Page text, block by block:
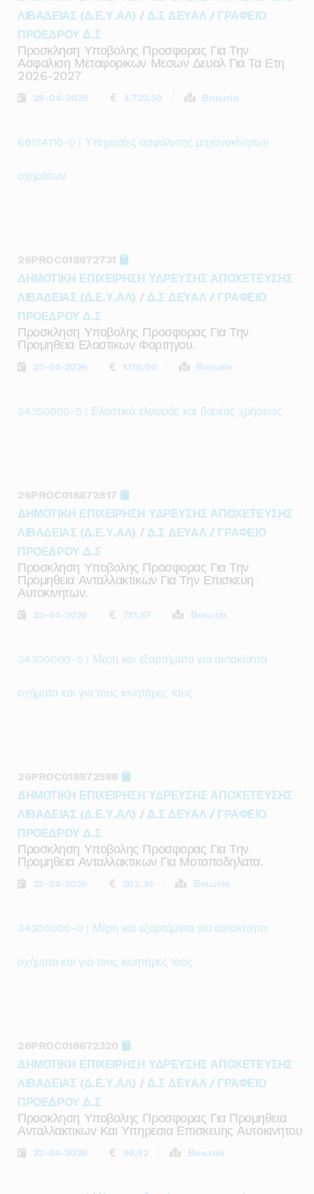
ΛΙΒΑΔΕΙΑΣ (Δ.Ε.Υ.ΑΛ) / Δ.Σ ΔΕΥΑΛ / ΓΡΑΦΕΙΟ
ΠΡΟΕΔΡΟΥ Δ.Σ
Προσκληση Υποβολης Προσφορας Για Την
Ασφαλιση Μεταφορικων Μεσων Δευαλ Για Τα Ετη
2026-2027
28-04-2026 4.720,50 Βοιωτία
66514110-0 | Υπηρεσίες ασφάλισης μηχανοκίνητων
οχημάτων
26PROC018872731
ΔΗΜΟΤΙΚΗ ΕΠΙΧΕΙΡΗΣΗ ΥΔΡΕΥΣΗΣ ΑΠΟΧΕΤΕΥΣΗΣ
ΛΙΒΑΔΕΙΑΣ (Δ.Ε.Υ.ΑΛ) / Δ.Σ ΔΕΥΑΛ / ΓΡΑΦΕΙΟ
ΠΡΟΕΔΡΟΥ Δ.Σ
Προσκληση Υποβολης Προσφορας Για Την
Προμηθεια Ελαστικων Φορτηγου.
22-04-2026 1.116,00 Βοιωτία
34350000-5 | Ελαστικά ελαφράς και βαρέας χρήσεως
26PROC018872817
ΔΗΜΟΤΙΚΗ ΕΠΙΧΕΙΡΗΣΗ ΥΔΡΕΥΣΗΣ ΑΠΟΧΕΤΕΥΣΗΣ
ΛΙΒΑΔΕΙΑΣ (Δ.Ε.Υ.ΑΛ) / Δ.Σ ΔΕΥΑΛ / ΓΡΑΦΕΙΟ
ΠΡΟΕΔΡΟΥ Δ.Σ
Προσκληση Υποβολης Προσφορας Για Την
Προμηθεια Ανταλλακτικων Για Την Επισκευη
Αυτοκινητων.
22-04-2026 721,57 Βοιωτία
34300000-0 | Μέρη και εξαρτήματα για αυτοκίνητα
οχήματα και για τους κινητήρες τους
26PROC018872588
ΔΗΜΟΤΙΚΗ ΕΠΙΧΕΙΡΗΣΗ ΥΔΡΕΥΣΗΣ ΑΠΟΧΕΤΕΥΣΗΣ
ΛΙΒΑΔΕΙΑΣ (Δ.Ε.Υ.ΑΛ) / Δ.Σ ΔΕΥΑΛ / ΓΡΑΦΕΙΟ
ΠΡΟΕΔΡΟΥ Δ.Σ
Προσκληση Υποβολης Προσφορας Για Την
Προμηθεια Ανταλλακτικων Για Μοτοποδηλατα.
22-04-2026 203,36 Βοιωτία
34300000-0 | Μέρη και εξαρτήματα για αυτοκίνητα
οχήματα και για τους κινητήρες τους
26PROC018872320
ΔΗΜΟΤΙΚΗ ΕΠΙΧΕΙΡΗΣΗ ΥΔΡΕΥΣΗΣ ΑΠΟΧΕΤΕΥΣΗΣ
ΛΙΒΑΔΕΙΑΣ (Δ.Ε.Υ.ΑΛ) / Δ.Σ ΔΕΥΑΛ / ΓΡΑΦΕΙΟ
ΠΡΟΕΔΡΟΥ Δ.Σ
Προσκληση Υποβολης Προσφορας Για Προμηθεια
Ανταλλακτικων Και Υπηρεσια Επισκευης Αυτοκινητου
22-04-2026 90,52 Βοιωτία